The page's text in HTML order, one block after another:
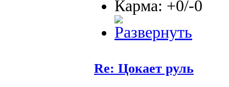
Карма: +0/-0
Re: Цокает руль